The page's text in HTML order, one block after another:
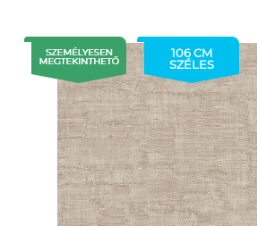
106 CM
SZÉLES